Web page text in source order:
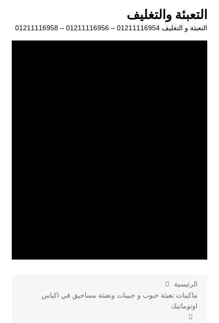
المحتوى
التعبئة والتغليف
التعبئة و التغليف 01211116954 – 01211116956 – 01211116958
الرئيسية
ماكينات تعبئة حبوب و حبيبات وتعبئة مساحيق في اكياس
اوتوماتيك